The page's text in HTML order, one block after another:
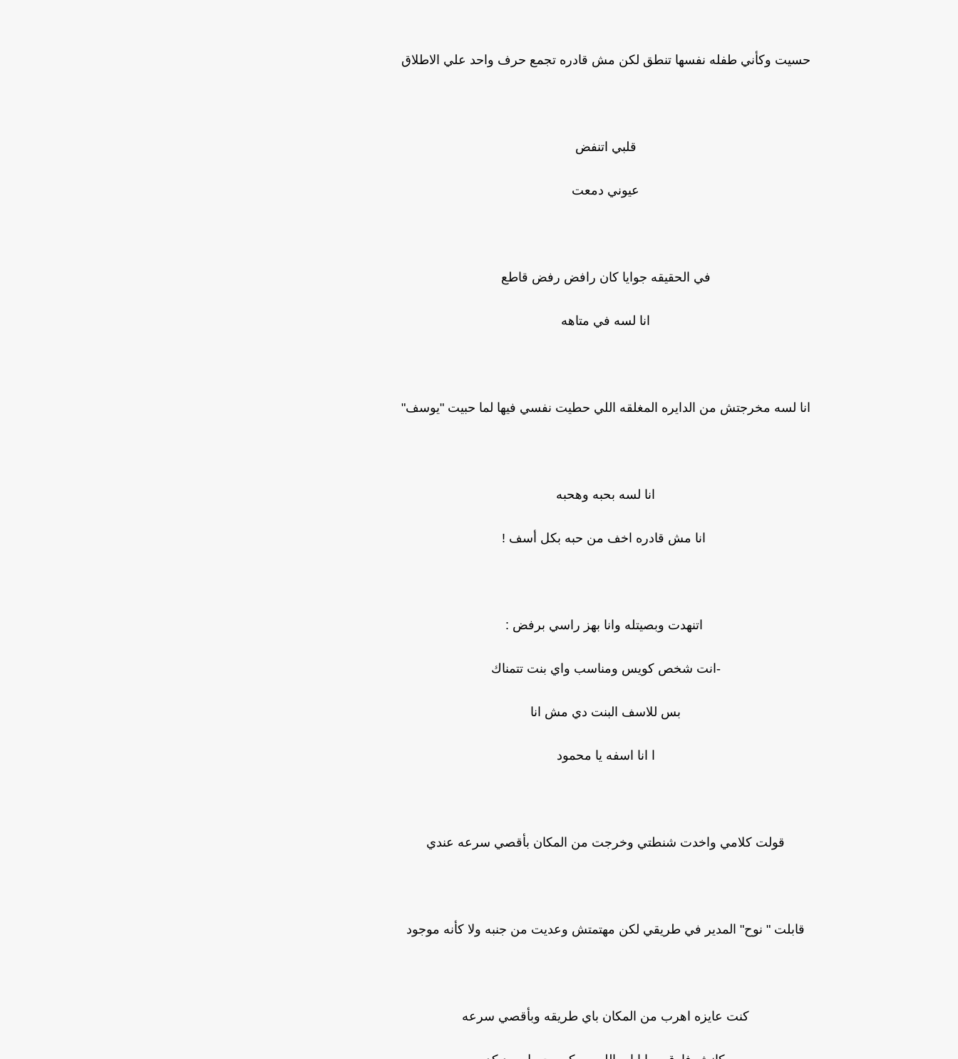
حسيت وكأني طفله نفسها تنطق لكن مش قادره تجمع حرف واحد علي الاطلاق
قلبي اتنفض
عيوني دمعت
في الحقيقه جوايا كان رافض رفض قاطع
انا لسه في متاهه
انا لسه مخرجتش من الدايره المغلقه اللي حطيت نفسي فيها لما حبيت "يوسف"
انا لسه بحبه وهحبه
انا مش قادره اخف من حبه بكل أسف !
اتنهدت وبصيتله وانا بهز راسي برفض :
-انت شخص كويس ومناسب واي بنت تتمناك
بس للاسف البنت دي مش انا
ا انا اسفه يا محمود
قولت كلامي واخدت شنطتي وخرجت من المكان بأقصي سرعه عندي
قابلت " نوح" المدير في طريقي لكن مهتمتش وعديت من جنبه ولا كأنه موجود
كنت عايزه اهرب من المكان باي طريقه وبأقصي سرعه